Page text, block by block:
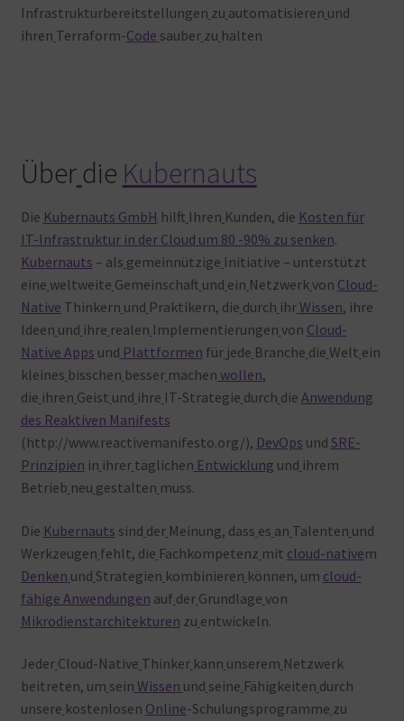
Infrastrukturbereitstellungen zu automatisieren und
ihren Terraform-Code sauber zu halten
Über die Kubernauts
Die Kubernauts GmbH hilft Ihren Kunden, die Kosten für
IT-Infrastruktur in der Cloud um 80 -90% zu senken.
Kubernauts – als gemeinnützige Initiative – unterstützt
eine weltweite Gemeinschaft und ein Netzwerk von Cloud-
Native Thinkern und Praktikern, die durch ihrWissen, ihre
Ideen und ihre realen Implementierungen von Cloud-
Native Apps und Plattformen für jede Branche die Welt ein
kleines bisschen besser machen wollen,
die ihren Geist und ihre IT-Strategie durch die Anwendung
des Reaktiven Manifests
(http://www.reactivemanifesto.org/), DevOps und SRE-
Prinzipien in ihrer täglichen Entwicklung und ihrem
Betrieb neu gestalten muss.
Die Kubernauts sind der Meinung, dass es an Talenten und
Werkzeugen fehlt, die Fachkompetenz mit cloud-nativem
Denken und Strategien kombinieren können, um cloud-
fähige Anwendungen auf der Grundlage von
Mikrodienstarchitekturen zu entwickeln.
Jeder Cloud-Native Thinker kann unserem Netzwerk
beitreten, um sein Wissen und seine Fähigkeiten durch
unsere kostenlosen Online-Schulungsprogramme zu